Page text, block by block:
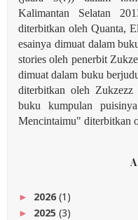
Kalimantan Selatan
diterbitkan oleh Quanta,
esainya dimuat dalam
stories oleh penerbit
dimuat dalam buku
diterbitkan oleh Zukzezz
buku kumpulan
Mencintaimu" diterbitkan
► 2026(1)
► 2025 (3)